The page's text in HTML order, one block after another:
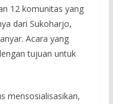
12 komunitas yang
dari Sukoharjo,
Acara yang
tujuan untuk
mensosialisasikan,